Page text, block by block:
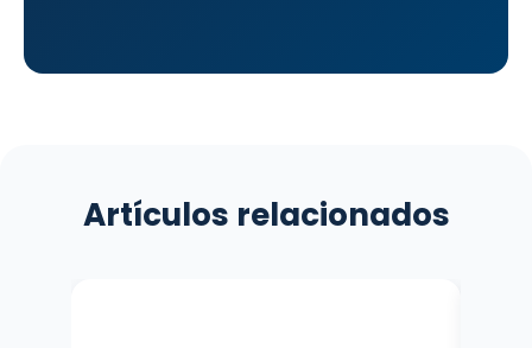
Artículos relacionados